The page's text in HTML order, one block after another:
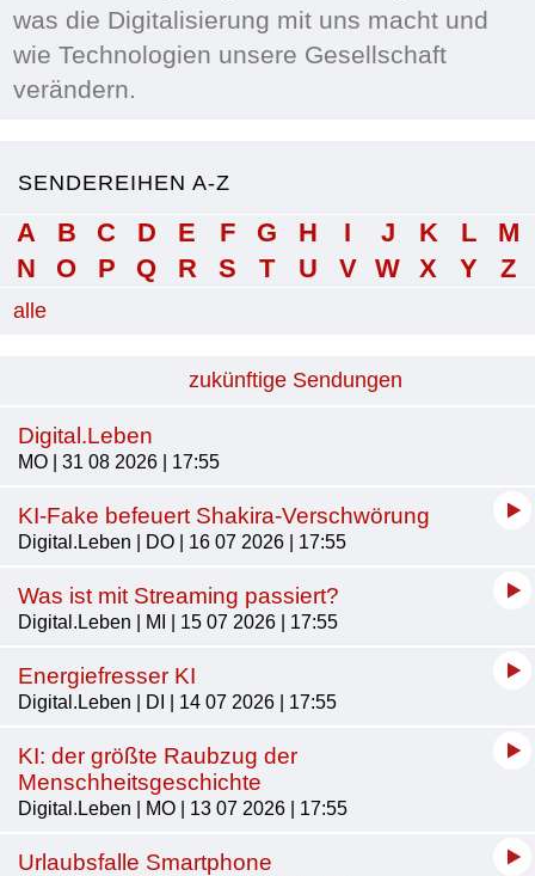
was die Digitalisierung mit uns macht und
wie Technologien unsere Gesellschaft
verändern.
SENDEREIHEN A-Z
A B C D E F G H I J K L
M
N
O P Q R S T U V W X Y Z
alle
zukünftige Sendungen
Digital.Leben
MO | 31 08 2026 | 17:55
KI-Fake befeuert Shakira-Verschwörung
Digital.Leben | DO | 16 07 2026 | 17:55
Was ist mit Streaming passiert?
Digital.Leben | MI | 15 07 2026 | 17:55
Energiefresser KI
Digital.Leben | DI | 14 07 2026 | 17:55
KI: der größte Raubzug der
Menschheitsgeschichte
Digital.Leben | MO | 13 07 2026 | 17:55
Urlaubsfalle Smartphone